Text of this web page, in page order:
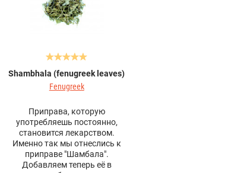
Shambhala (fenugreek leaves)
Fenugreek
Приправа, которую
употребляешь постоянно,
становится лекарством.
Именно так мы отнеслись к
приправе "Шамбала".
Добавляем теперь её в